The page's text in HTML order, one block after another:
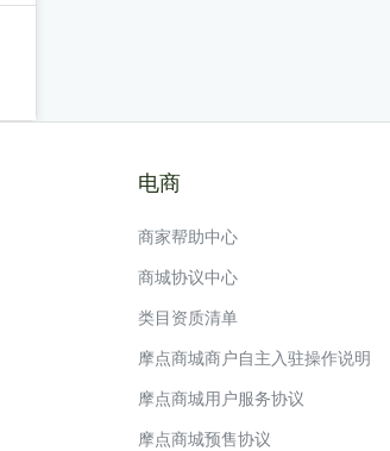
电商
商家帮助中心
商城协议中心
类目资质清单
摩点商城商户自主入驻操作说明
摩点商城用户服务协议
摩点商城预售协议